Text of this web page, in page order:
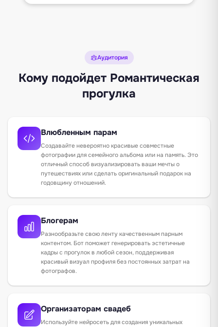
Аудитория
Кому подойдет Романтическая
прогулка
Влюбленным парам
Создавайте невероятно красивые совместные
фотографии для семейного альбома или на память. Это
отличный способ визуализировать ваши мечты о
путешествиях или сделать оригинальный подарок на
годовщину отношений.
Блогерам
Разнообразьте свою ленту качественным парным
контентом. Бот поможет генерировать эстетичные
кадры с прогулок в любой сезон, поддерживая
красивый визуал профиля без постоянных затрат на
фотографов.
Организаторам свадеб
Используйте нейросеть для создания уникальных